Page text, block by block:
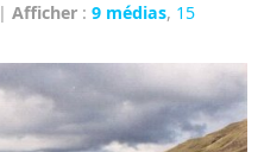
|Afficher :9 médias, 15